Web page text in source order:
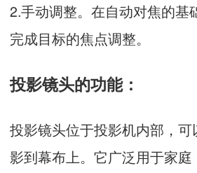
2.手动调整。在自动对焦的基
完成目标的焦点调整。
投影镜头的功能：
投影镜头位于投影机内部，
影到幕布上。它广泛用于家